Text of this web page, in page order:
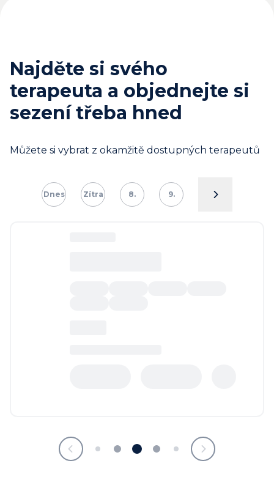
Najděte si svého
terapeuta a objednejte si
sezení třeba hned
Můžete si vybrat z okamžitě dostupných terapeutů
Dnes Zítra 8. 9.